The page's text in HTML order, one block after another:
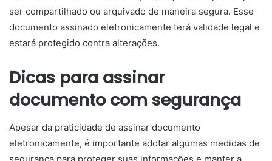
ser compartilhado ou arquivado de maneira segura. Esse
documento assinado eletronicamente terá validade legal e
estará protegido contra alterações.
Dicas para assinar
documento com segurança
Apesar da praticidade de assinar documento
eletronicamente, é importante adotar algumas medidas de